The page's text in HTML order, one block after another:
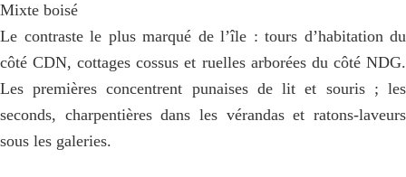
Mixte boisé
Le contraste le plus marqué de l’île : tours d’habitation du
côté CDN, cottages cossus et ruelles arborées du côté NDG.
Les premières concentrent punaises de lit et souris ; les
seconds, charpentières dans les vérandas et ratons-laveurs
sous les galeries.